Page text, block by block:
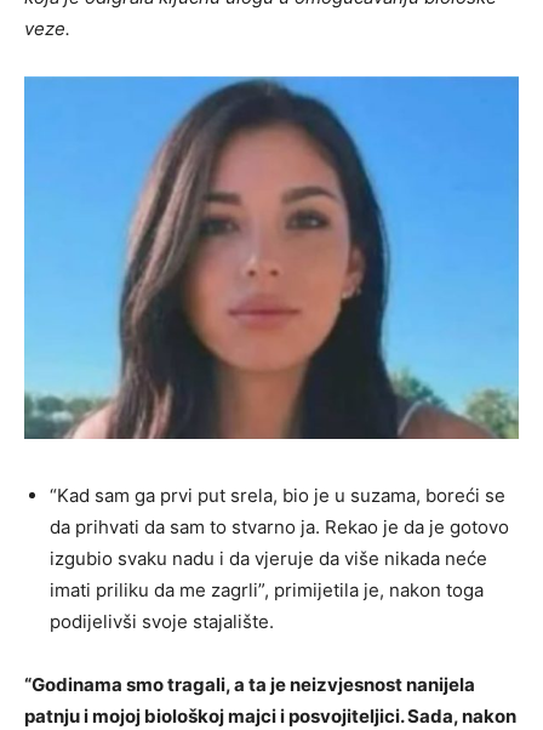
veze.
“Kad sam ga prvi put srela, bio je u suzama, boreći se
da prihvati da sam to stvarno ja. Rekao je da je gotovo
izgubio svaku nadu i da vjeruje da više nikada neće
imati priliku da me zagrli”, primijetila je, nakon toga
podijelivši svoje stajalište.
“Godinama smo tragali, a ta je neizvjesnost nanijela
patnju i mojoj biološkoj majci i posvojiteljici. Sada, nakon